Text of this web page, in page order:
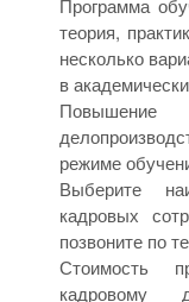
Программа
теория,
несколько
в
Повышение
режиме
Выберите
кадровых
позвоните по
Стоимость
кадровому